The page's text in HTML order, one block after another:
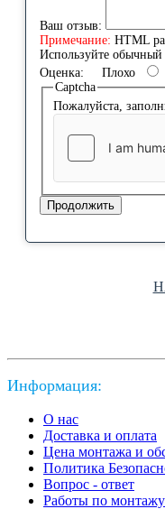
Ваш отзыв:
Примечание: HTML
Используйте обычный
Оценка: Плохо
Captcha
Пожалуйста,
Продолжить
Информация:
О нас
Доставка и оплата
Цена монтажа и
Политика
Вопрос - ответ
Работы по